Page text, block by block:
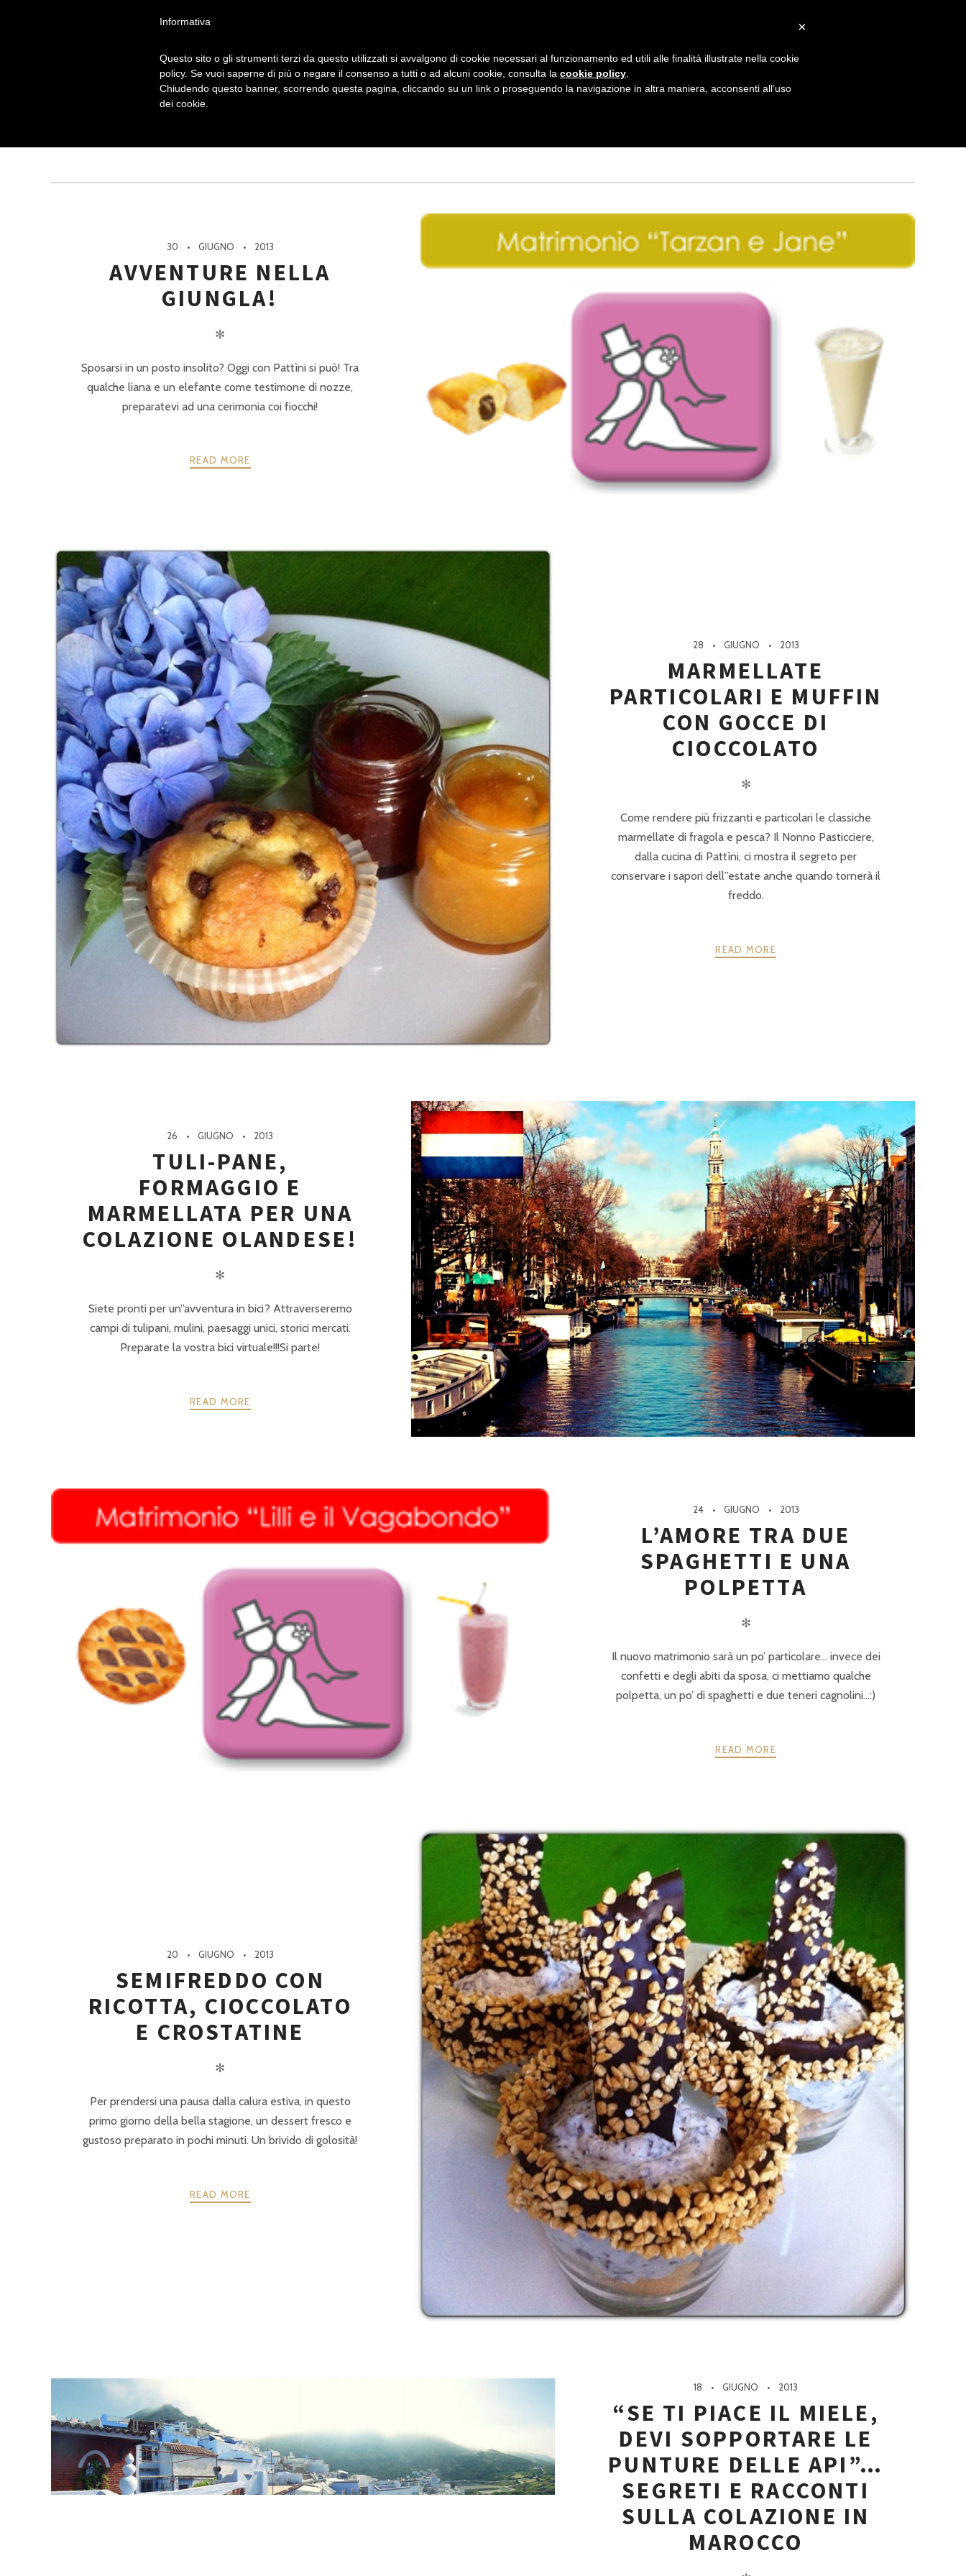
A
V
G
E
NONNO PASTICCIERE
Archivio mensile: GIUGNO 2013
30 GIUGNO 2013
AVVENTURE NELLA
GIUNGLA!
✻
Sposarsi in un posto insolito? Oggi con Pattìni si può! Tra
qualche liana e un elefante come testimone di nozze,
preparatevi ad una cerimonia coi fiocchi!
READ MORE
28 GIUGNO 2013
MARMELLATE
PARTICOLARI E MUFFIN
CON GOCCE DI
CIOCCOLATO
✻
Come rendere più frizzanti e particolari le classiche
marmellate di fragola e pesca? Il Nonno Pasticciere,
dalla cucina di Pattìni, ci mostra il segreto per
conservare i sapori dell”estate anche quando tornerà il
freddo.
READ MORE
26 GIUGNO 2013
TULI-PANE,
FORMAGGIO E
MARMELLATA PER UNA
COLAZIONE OLANDESE!
✻
Siete pronti per un”avventura in bici? Attraverseremo
campi di tulipani, mulini, paesaggi unici, storici mercati.
Preparate la vostra bici virtuale!!!Si parte!
READ MORE
24 GIUGNO 2013
L’AMORE TRA DUE
SPAGHETTI E UNA
POLPETTA
✻
Il nuovo matrimonio sarà un po’ particolare… invece dei
confetti e degli abiti da sposa, ci mettiamo qualche
polpetta, un po’ di spaghetti e due teneri cagnolini…:)
READ MORE
20 GIUGNO 2013
SEMIFREDDO CON
RICOTTA, CIOCCOLATO
E CROSTATINE
✻
Per prendersi una pausa dalla calura estiva, in questo
primo giorno della bella stagione, un dessert fresco e
gustoso preparato in pochi minuti. Un brivido di golosità!
READ MORE
18 GIUGNO 2013
“SE TI PIACE IL MIELE,
DEVI SOPPORTARE LE
PUNTURE DELLE API”…
SEGRETI E RACCONTI
SULLA COLAZIONE IN
MAROCCO
×
Informativa
Questo sito o gli strumenti terzi da questo utilizzati si avvalgono di cookie necessari al funzionamento ed utili alle finalità illustrate nella cookie
policy. Se vuoi saperne di più o negare il consenso a tutti o ad alcuni cookie, consulta la cookie policy
Chiudendo questo banner, scorrendo questa pagina, cliccando su un link o proseguendo la navigazione in altra maniera, acconsenti all’uso
dei cookie.